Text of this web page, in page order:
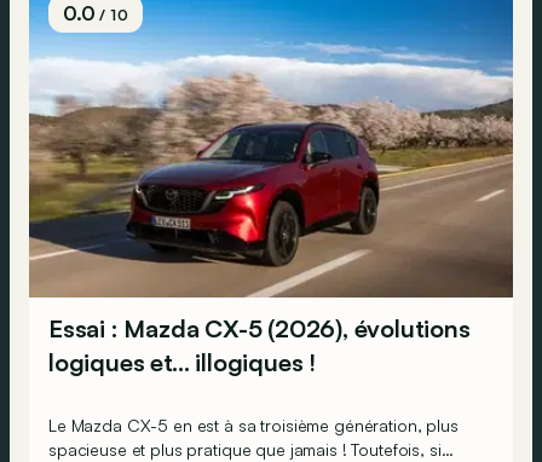
0.0/ 10
Essai : Mazda CX-5 (2026), évolutions
logiques et… illogiques !
Le Mazda CX-5 en est à sa troisième génération, plus
spacieuse et plus pratique que jamais ! Toutefois, si